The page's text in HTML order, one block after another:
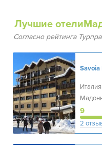
Лучшие
Согласно рейтинга
Savoia
9
2